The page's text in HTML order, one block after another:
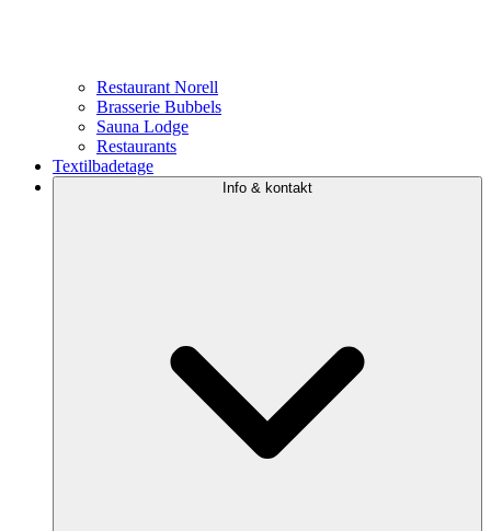
Restaurant Norell
Brasserie Bubbels
Sauna Lodge
Restaurants
Textilbadetage
Info & kontakt